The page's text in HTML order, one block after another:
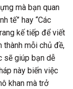
mà bạn quan
tế” hay “Các
kế tiếp để viết
thành mỗi chủ đề,
sẽ giúp bạn dễ
này biến việc
khan mà trở